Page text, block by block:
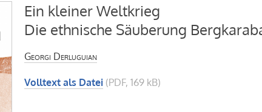
Ein kleiner Weltkrieg
Die ethnische Säuberung
Georgi Derluguian
Volltext als Datei (PDF, 169 kB)